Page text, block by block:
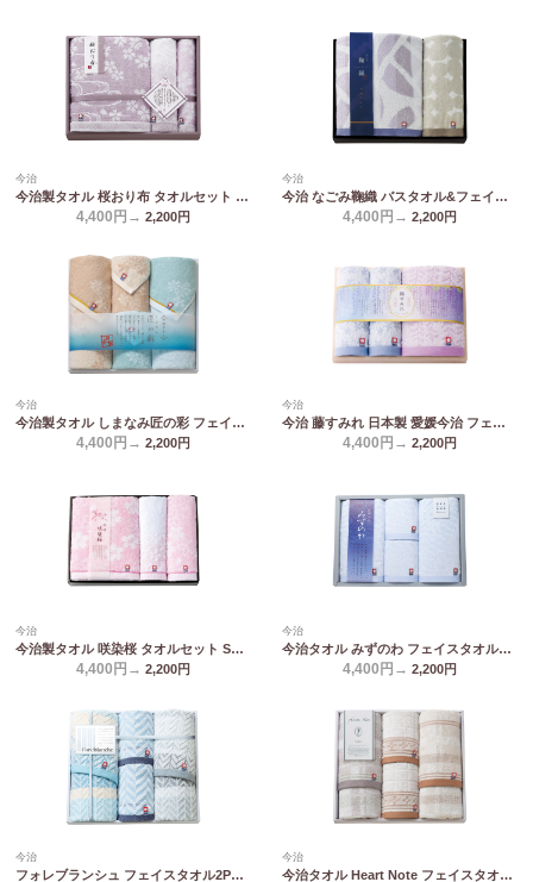
今治
今治製タオル 桜おり布 タオルセット パープル IS9640 PI/PU
4,400円→ 2,200円
今治
今治 なごみ鞠織 バスタオル&フェイスタオル N-20400
4,400円→ 2,200円
今治
今治製タオル しまなみ匠の彩 フェイスタオル2P&ウォッシュタオル2P IMM-043
4,400円→ 2,200円
今治
今治 藤すみれ 日本製 愛媛今治 フェイスタオル&ハンドタオル2P(木箱入) 66640
4,400円→ 2,200円
今治
今治製タオル 咲染桜 タオルセット SZ-4001
4,400円→ 2,200円
今治
今治タオル みずのわ フェイスタオル2P&ウォッシュタオル2P MZ30400
4,400円→ 2,200円
今治
フォレブランシュ フェイスタオル2P&ウォッシュタオル2P HBM-4009
今治
今治タオル Heart Note フェイスタオル2P&ウォッシュタオル2P HN-0041